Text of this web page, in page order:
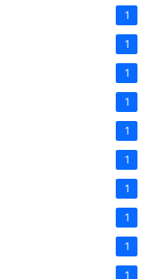
1
1
1
1
1
1
1
1
1
1